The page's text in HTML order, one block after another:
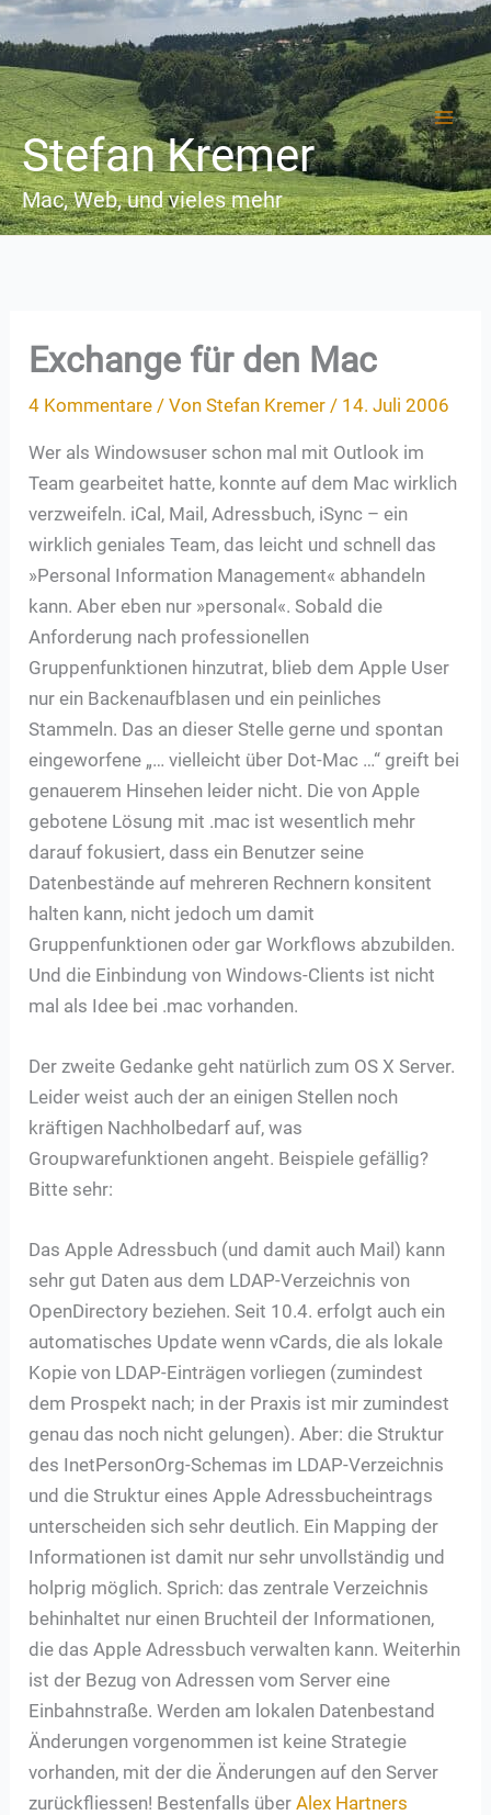
Zum
Inhalt
springen
Stefan Kremer
Mac, Web, und vieles mehr
Exchange für den Mac
4 Kommentare / VonStefan Kremer / 14. Juli 2006
Wer als Windowsuser schon mal mit Outlook im
Team gearbeitet hatte, konnte auf dem Mac wirklich
verzweifeln. iCal, Mail, Adressbuch, iSync – ein
wirklich geniales Team, das leicht und schnell das
»Personal Information Management« abhandeln
kann. Aber eben nur »personal«. Sobald die
Anforderung nach professionellen
Gruppenfunktionen hinzutrat, blieb dem Apple User
nur ein Backenaufblasen und ein peinliches
Stammeln. Das an dieser Stelle gerne und spontan
eingeworfene „… vielleicht über Dot-Mac …“ greift bei
genauerem Hinsehen leider nicht. Die von Apple
gebotene Lösung mit .mac ist wesentlich mehr
darauf fokusiert, dass ein Benutzer seine
Datenbestände auf mehreren Rechnern konsitent
halten kann, nicht jedoch um damit
Gruppenfunktionen oder gar Workflows abzubilden.
Und die Einbindung von Windows-Clients ist nicht
mal als Idee bei .mac vorhanden.
Der zweite Gedanke geht natürlich zum OS X Server.
Leider weist auch der an einigen Stellen noch
kräftigen Nachholbedarf auf, was
Groupwarefunktionen angeht. Beispiele gefällig?
Bitte sehr:
Das Apple Adressbuch (und damit auch Mail) kann
sehr gut Daten aus dem LDAP-Verzeichnis von
OpenDirectory beziehen. Seit 10.4. erfolgt auch ein
automatisches Update wenn vCards, die als lokale
Kopie von LDAP-Einträgen vorliegen (zumindest
dem Prospekt nach; in der Praxis ist mir zumindest
genau das noch nicht gelungen). Aber: die Struktur
des InetPersonOrg-Schemas im LDAP-Verzeichnis
und die Struktur eines Apple Adressbucheintrags
unterscheiden sich sehr deutlich. Ein Mapping der
Informationen ist damit nur sehr unvollständig und
holprig möglich. Sprich: das zentrale Verzeichnis
behinhaltet nur einen Bruchteil der Informationen,
die das Apple Adressbuch verwalten kann. Weiterhin
ist der Bezug von Adressen vom Server eine
Einbahnstraße. Werden am lokalen Datenbestand
Änderungen vorgenommen ist keine Strategie
vorhanden, mit der die Änderungen auf den Server
zurückfliessen! Bestenfalls überAlex Hartners